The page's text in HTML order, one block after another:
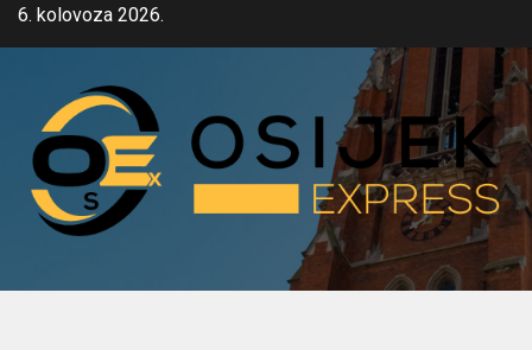
Skip6. kolovoza 2026.